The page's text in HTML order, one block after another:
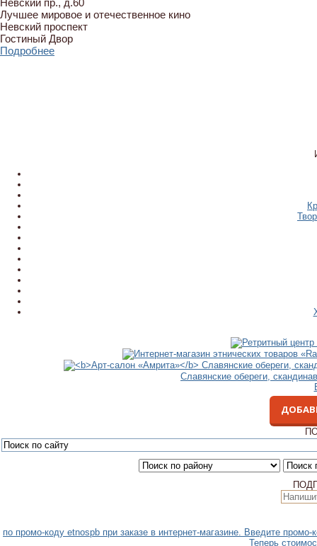
Лучшее мировое и отечественное кино
Невский проспект
Гостиный Двор
Подробнее
Славянские обереги,
по промо-коду etnospb при заказе в интернет-магазине. Введите
Теперь